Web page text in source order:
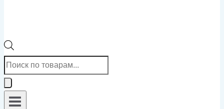
Поиск
товаров